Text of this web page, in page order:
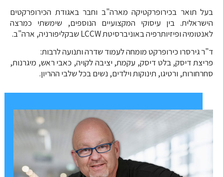
בעל תואר בכירופרקטיקה מארה"ב וחבר באגודת הכירופרקטים
הישראלית. בין עיסוקי המקצועיים הנוספים, שימשתי כמרצה
לאנטומיה ופיזיותרפיה באוניברסיטת LCCW שבקליפורניה, ארה"ב.
ד"ר גירסרו כירופרקט מומחה לעמוד שדרה ותנועה לרבות:
פריצת דיסק, בלט דיסק, עקמת, יציבה לקויה, כאבי ראש, מיגרנות,
סחרחורות, ורטיגו, תינוקות וילדים, נשים בכל שלבי ההריון.​